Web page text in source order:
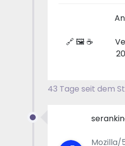
🔗 🖼 ☕
43 Tage seit dem
Mozilla/